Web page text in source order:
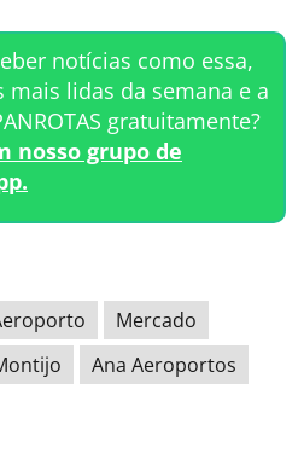
notícias como essa,
mais lidas da semana e a
gratuitamente?
nosso grupo de
Mercado
Ana Aeroportos